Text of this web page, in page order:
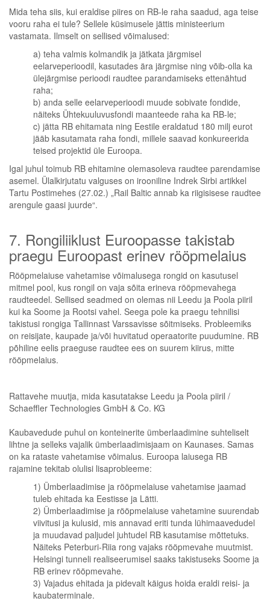
Mida teha siis, kui eraldise piires on RB-le raha saadud, aga teise
vooru raha ei tule? Sellele küsimusele jättis ministeerium
vastamata. Ilmselt on sellised võimalused:
a) teha valmis kolmandik ja jätkata järgmisel
eelarveperioodil, kasutades ära järgmise ning võib-olla ka
ülejärgmise perioodi raudtee parandamiseks ettenähtud
raha;
b) anda selle eelarveperioodi muude sobivate fondide,
näiteks Ühtekuuluvusfondi maanteede raha ka RB-le;
c) jätta RB ehitamata ning Eestile eraldatud 180 milj eurot
jääb kasutamata raha fondi, millele saavad konkureerida
teised projektid üle Euroopa.
Igal juhul toimub RB ehitamine olemasoleva raudtee parendamise
asemel. Ülalkirjutatu valguses on irooniline Indrek Sirbi artikkel
Tartu Postimehes (27.02.) „Rail Baltic annab ka riigisisese raudtee
arengule gaasi juurde“.
7. Rongiliiklust Euroopasse takistab
praegu Euroopast erinev rööpmelaius
Rööpmelaiuse vahetamise võimalusega rongid on kasutusel
mitmel pool, kus rongil on vaja sõita erineva rööpmevahega
raudteedel. Sellised seadmed on olemas nii Leedu ja Poola piiril
kui ka Soome ja Rootsi vahel. Seega pole ka praegu tehnilisi
takistusi rongiga Tallinnast Varssavisse sõitmiseks. Probleemiks
on reisijate, kaupade ja/või huvitatud operaatorite puudumine. RB
põhiline eelis praeguse raudtee ees on suurem kiirus, mitte
rööpmelaius.
Rattavehe muutja, mida kasutatakse Leedu ja Poola piiril /
Schaeffler Technologies GmbH & Co. KG
Kaubavedude puhul on konteinerite ümberlaadimine suhteliselt
lihtne ja selleks vajalik ümberlaadimisjaam on Kaunases. Samas
on ka rataste vahetamise võimalus. Euroopa laiusega RB
rajamine tekitab olulisi lisaprobleeme:
1) Ümberlaadimise ja rööpmelaiuse vahetamise jaamad
tuleb ehitada ka Eestisse ja Lätti.
2) Ümberlaadimise ja rööpmelaiuse vahetamine suurendab
viivitusi ja kulusid, mis annavad eriti tunda lühimaavedudel
ja muudavad paljudel juhtudel RB kasutamise mõttetuks.
Näiteks Peterburi-Riia rong vajaks rööpmevahe muutmist.
Helsingi tunneli realiseerumisel saaks takistuseks Soome ja
RB erinev rööpmevahe.
3) Vajadus ehitada ja pidevalt käigus hoida eraldi reisi- ja
kaubaterminale.